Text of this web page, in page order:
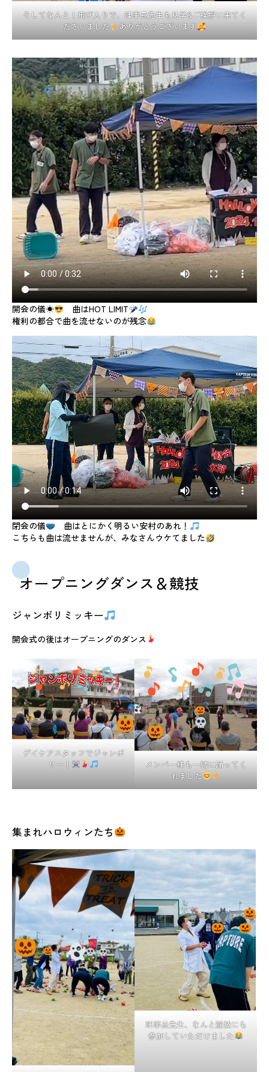
そしてなんと！飛び入りで、理事長先生も見学&ご挨拶に来てく
ださいました
ありがとうございます
開会の儀☀
曲はHOT LIMIT
権利の都合で曲を流せないのが残念
閉会の儀
曲はとにかく明るい安村のあれ！
こちらも曲は流せませんが、みなさんウケてました
オープニングダンス＆競技
ジャンボリミッキー
開会式の後はオープニングのダンス
デイケアスタッフでジャンボ
リー！
メンバー様も一緒に踊ってく
れました
集まれハロウィンたち
理事長先生、なんと競技にも
参加していただけました